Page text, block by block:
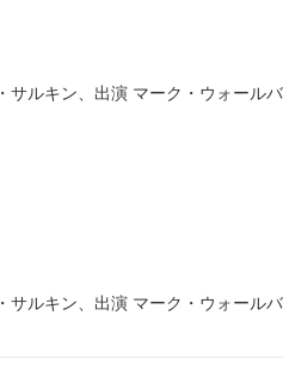
ルキン、出演 マーク・ウォール
ルキン、出演 マーク・ウォール